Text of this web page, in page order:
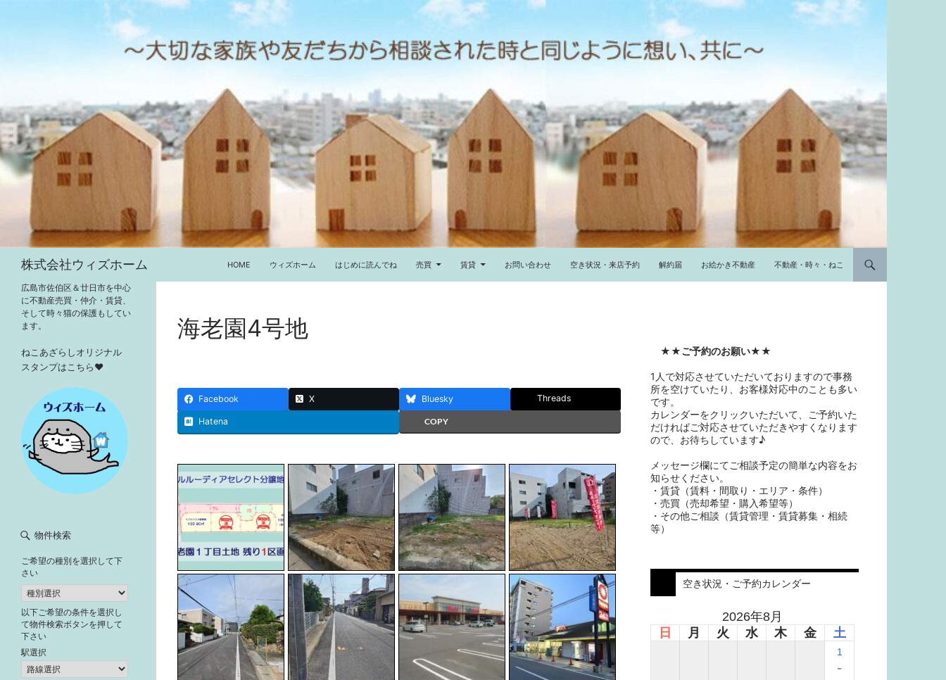
ス
キ
ッ
プ
株式会社ウィズホーム HOME ウィズホーム はじめに読んでね 売買 賃貸 お問い合わせ 空き状況・来店予約 解約届 お絵かき不動産 不動産・時々・ねこ
海老園4号地
Facebook X Bluesky Threads
Hatena COPY
★★ご予約のお願い★★
1人で対応させていただいておりますので事務
所を空けていたり、お客様対応中のことも多い
です。
カレンダーをクリックいただいて、ご予約いた
だければご対応させていただきやすくなります
ので、お待ちしています♪
メッセージ欄にてご相談予定の簡単な内容をお
知らせください。
・賃貸（賃料・間取り・エリア・条件）
・売買（売却希望・購入希望等）
・その他ご相談（賃貸管理・賃貸募集・相続
等）
空き状況・ご予約カレンダー
2026年8月
日
月 火 水 木 金 土
1
-
広島市佐伯区＆廿日市を中心
に不動産売買・仲介・賃貸、
そして時々猫の保護もしてい
ます。
ねこあざらしオリジナル
スタンプはこちら♥
物件検索
ご希望の種別を選択して下
さい
以下ご希望の条件を選択し
て物件検索ボタンを押して
下さい
駅選択